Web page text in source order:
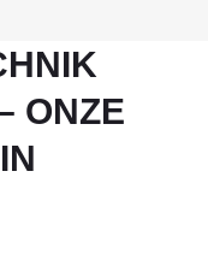
ONZE